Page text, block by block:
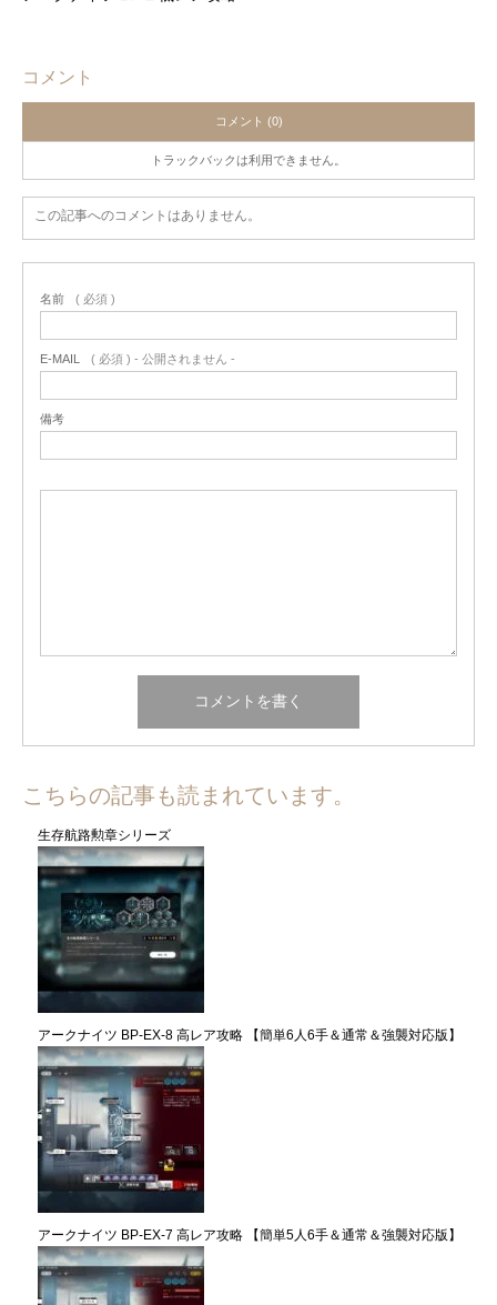
コメント
コメント (0)
トラックバックは利用できません。
この記事へのコメントはありません。
名前 ( 必須 )
E-MAIL ( 必須 ) - 公開されません -
備考
こちらの記事も読まれています。
生存航路勲章シリーズ
アークナイツ BP-EX-8 高レア攻略 【簡単6人6手＆通常＆強襲対応版】
アークナイツ BP-EX-7 高レア攻略 【簡単5人6手＆通常＆強襲対応版】